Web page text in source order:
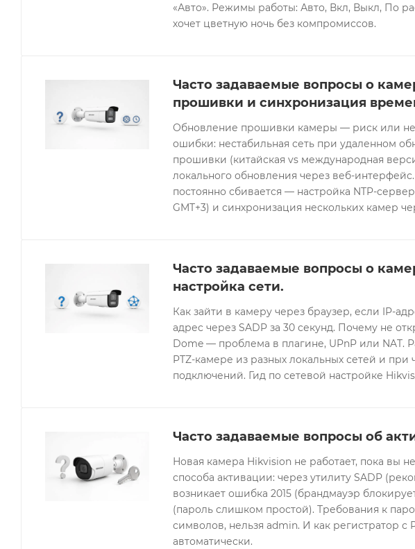
«Авто». Режимы работы: Авто, Вкл, Выкл, По
хочет цветную ночь без компромиссов.
Часто задаваемые вопросы о
прошивки и синхронизация
Обновление прошивки камеры — риск или
ошибки: нестабильная сеть при удаленном
прошивки (китайская vs международная
локального обновления через веб-
постоянно сбивается — настройка NTP-
GMT+3) и синхронизация нескольких камер
Часто задаваемые вопросы о
настройка сети.
Как зайти в камеру через браузер, если IP-
адрес через SADP за 30 секунд. Почему не
Dome — проблема в плагине, UPnP или NAT.
PTZ-камере из разных локальных сетей и
подключений. Гид по сетевой настройке
Часто задаваемые вопросы об
Новая камера Hikvision не работает, пока вы
способа активации: через утилиту SADP
возникает ошибка 2015 (брандмауэр
(пароль слишком простой). Требования к
символов, нельзя admin. И как регистратор с
автоматически.